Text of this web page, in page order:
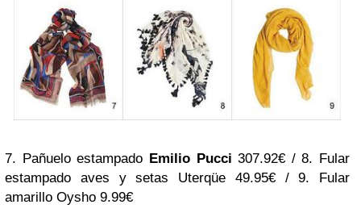
7. Pañuelo estampado Emilio Pucci 307.92€ / 8. Fular
estampado aves y setas Uterqüe 49.95€ / 9. Fular
amarillo Oysho 9.99€